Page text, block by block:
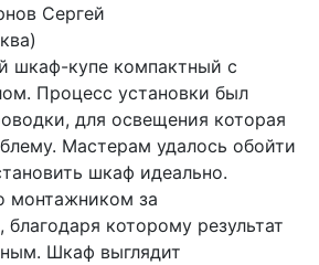
Сергей
шкаф-купе компактный с
Процесс установки был
для освещения которая
Мастерам удалось обойти
шкаф идеально.
монтажником за
которому результат
Шкаф выглядит